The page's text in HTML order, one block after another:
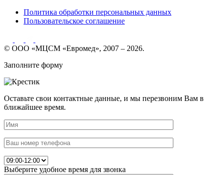
Политика обработки персональных данных
Пользовательское соглашение
© ООО «МЦСМ «Евромед», 2007 – 2026.
Заполните форму
Оставьте свои контактные данные, и мы перезвоним Вам в
ближайшее время.
Выберите удобное время для звонка